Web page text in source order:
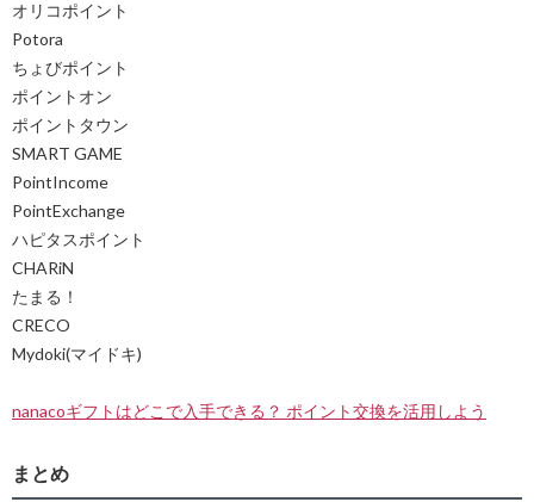
オリコポイント
Potora
ちょびポイント
ポイントオン
ポイントタウン
SMART GAME
PointIncome
PointExchange
ハピタスポイント
CHARiN
たまる！
CRECO
Mydoki(マイドキ)
nanacoギフトはどこで入手できる？ ポイント交換を活用しよう
まとめ